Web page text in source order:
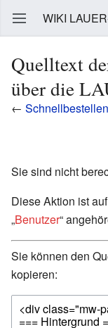
WIKI
Quelltext
über die
←
Sie sind nicht
Diese Aktion ist
„Benutzer“
Sie können den
kopieren: